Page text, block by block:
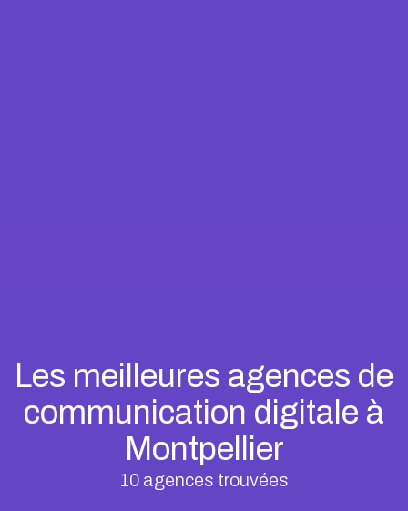
Les meilleures agences de
communication digitale à
Montpellier
10agences trouvées